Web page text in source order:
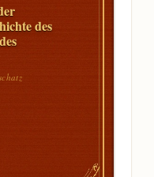
des